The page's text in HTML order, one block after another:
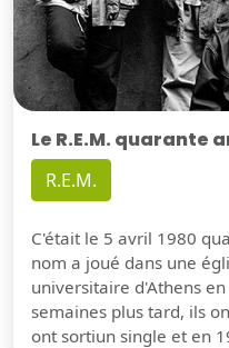
Le R.E.M. quarante
R.E.M.
C'était le 5 avril 1980
nom a joué dans une
universitaire d'Athens
semaines plus tard, ils
ont sortiun single et en